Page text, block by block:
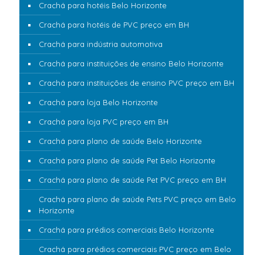
Crachá para hotéis Belo Horizonte
Crachá para hotéis de PVC preço em BH
Crachá para indústria automotiva
Crachá para instituições de ensino Belo Horizonte
Crachá para instituições de ensino PVC preço em BH
Crachá para loja Belo Horizonte
Crachá para loja PVC preço em BH
Crachá para plano de saúde Belo Horizonte
Crachá para plano de saúde Pet Belo Horizonte
Crachá para plano de saúde Pet PVC preço em BH
Crachá para plano de saúde Pets PVC preço em Belo
Horizonte
Crachá para prédios comerciais Belo Horizonte
Crachá para prédios comerciais PVC preço em Belo